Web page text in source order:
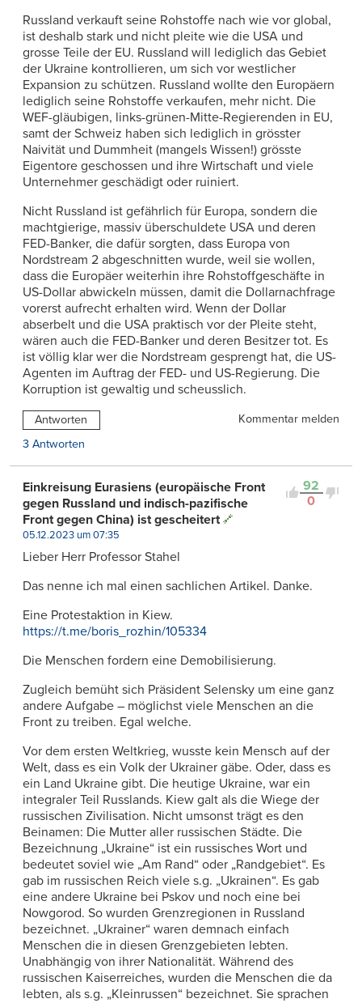
Russland verkauft seine Rohstoffe nach wie vor global,
ist deshalb stark und nicht pleite wie die USA und
grosse Teile der EU. Russland will lediglich das Gebiet
der Ukraine kontrollieren, um sich vor westlicher
Expansion zu schützen. Russland wollte den Europäern
lediglich seine Rohstoffe verkaufen, mehr nicht. Die
WEF-gläubigen, links-grünen-Mitte-Regierenden in EU,
samt der Schweiz haben sich lediglich in grösster
Naivität und Dummheit (mangels Wissen!) grösste
Eigentore geschossen und ihre Wirtschaft und viele
Unternehmer geschädigt oder ruiniert.
Nicht Russland ist gefährlich für Europa, sondern die
machtgierige, massiv überschuldete USA und deren
FED-Banker, die dafür sorgten, dass Europa von
Nordstream 2 abgeschnitten wurde, weil sie wollen,
dass die Europäer weiterhin ihre Rohstoffgeschäfte in
US-Dollar abwickeln müssen, damit die Dollarnachfrage
vorerst aufrecht erhalten wird. Wenn der Dollar
abserbelt und die USA praktisch vor der Pleite steht,
wären auch die FED-Banker und deren Besitzer tot. Es
ist völlig klar wer die Nordstream gesprengt hat, die US-
Agenten im Auftrag der FED- und US-Regierung. Die
Korruption ist gewaltig und scheusslich.
Antworten
Kommentar melden
3 Antworten
92
0
Einkreisung Eurasiens (europäische Front
gegen Russland und indisch-pazifische
Front gegen China) ist gescheitert
05.12.2023 um 07:35
Lieber Herr Professor Stahel
Das nenne ich mal einen sachlichen Artikel. Danke.
Eine Protestaktion in Kiew.
https://t.me/boris_rozhin/105334
Die Menschen fordern eine Demobilisierung.
Zugleich bemüht sich Präsident Selensky um eine ganz
andere Aufgabe – möglichst viele Menschen an die
Front zu treiben. Egal welche.
Vor dem ersten Weltkrieg, wusste kein Mensch auf der
Welt, dass es ein Volk der Ukrainer gäbe. Oder, dass es
ein Land Ukraine gibt. Die heutige Ukraine, war ein
integraler Teil Russlands. Kiew galt als die Wiege der
russischen Zivilisation. Nicht umsonst trägt es den
Beinamen: Die Mutter aller russischen Städte. Die
Bezeichnung „Ukraine“ ist ein russisches Wort und
bedeutet soviel wie „Am Rand“ oder „Randgebiet“. Es
gab im russischen Reich viele s.g. „Ukrainen“. Es gab
eine andere Ukraine bei Pskov und noch eine bei
Nowgorod. So wurden Grenzregionen in Russland
bezeichnet. „Ukrainer“ waren demnach einfach
Menschen die in diesen Grenzgebieten lebten.
Unabhängig von ihrer Nationalität. Während des
russischen Kaiserreiches, wurden die Menschen die da
lebten, als s.g. „Kleinrussen“ bezeichnet. Sie sprachen